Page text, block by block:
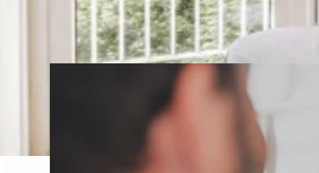
vermietest du moderne Serviced Apartments